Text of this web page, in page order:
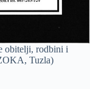
obitelji, rodbini i
Tuzla)